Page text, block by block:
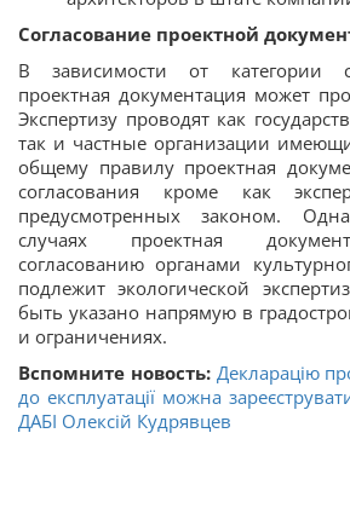
Согласование проектной
В зависимости от категории
проектная документация может
Экспертизу проводят как
так и частные организации
общему правилу проектная
согласования кроме как
предусмотренных законом.
случаях проектная
согласованию органами
подлежит экологической
быть указано напрямую в
и ограничениях.
Вспомните новость: Декларацію
до експлуатації можна
ДАБІ Олексій Кудрявцев